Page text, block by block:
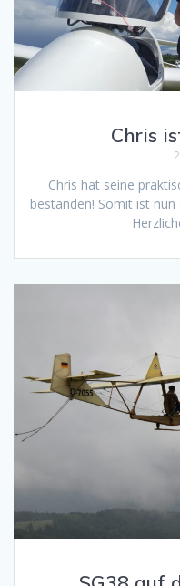
Chris
Chris hat seine
bestanden! Somit ist